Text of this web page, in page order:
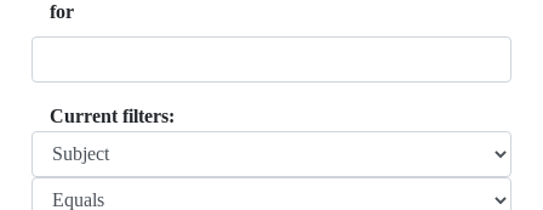
for
Current filters: